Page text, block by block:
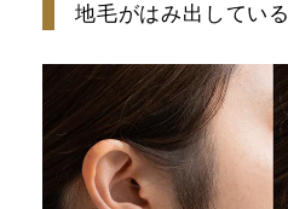
地毛がはみ出している